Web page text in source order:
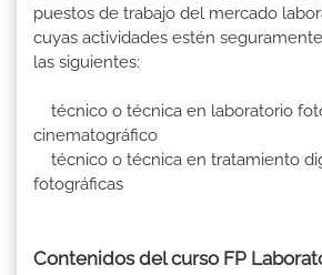
puestos de trabajo del mercado
cuyas actividades estén
las siguientes:
técnico o técnica en laboratorio
cinematográfico
técnico o técnica en tratamiento
fotográficas
Contenidos del curso FP